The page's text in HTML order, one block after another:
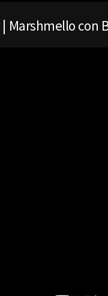
| Marshmello con